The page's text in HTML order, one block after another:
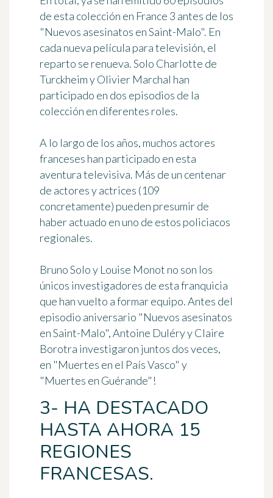
de esta colección en France 3 antes de los
"Nuevos asesinatos en Saint-Malo". En
cada nueva película para televisión, el
reparto se renueva. Solo Charlotte de
Turckheim y Olivier Marchal han
participado en dos episodios de la
colección en diferentes roles.
A lo largo de los años, muchos actores
franceses han participado en esta
aventura televisiva. Más de un centenar
de actores y actrices (109
concretamente) pueden presumir de
haber actuado en uno de estos policiacos
regionales.
Bruno Solo y Louise Monot no son los
únicos investigadores de esta franquicia
que han vuelto a formar equipo. Antes del
episodio aniversario "Nuevos asesinatos
en Saint-Malo", Antoine Duléry y Claire
Borotra investigaron juntos dos veces,
en "Muertes en el País Vasco" y
"Muertes en Guérande"!
3- HA DESTACADO
HASTA AHORA 15
REGIONES
FRANCESAS.